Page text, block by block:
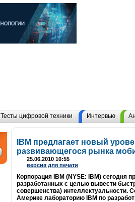
Тесты цифровой техники Интервью
IBM предлагает новый
развивающегося рынка
25.06.2010 10:55
версия для печати
Корпорация IBM (NYSE: IBM) сегодня
разработанных с целью вывести
совершенства) интеллектуальности.
Америке лабораторию IBM по